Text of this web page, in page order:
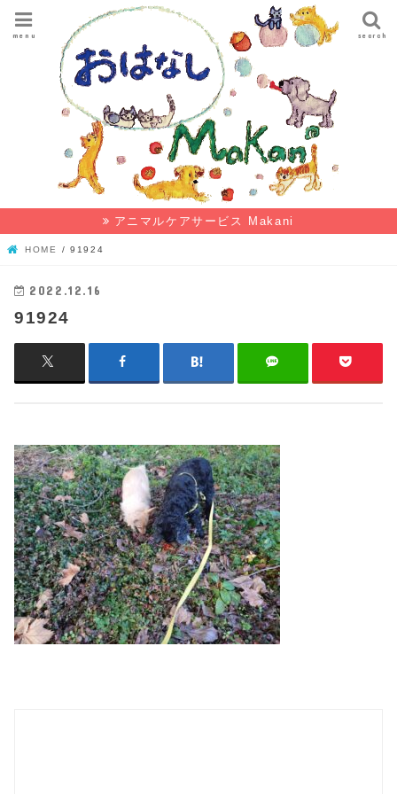
search
menu
アニマルケアサービス Makani
HOME 91924
2022.12.16
91924